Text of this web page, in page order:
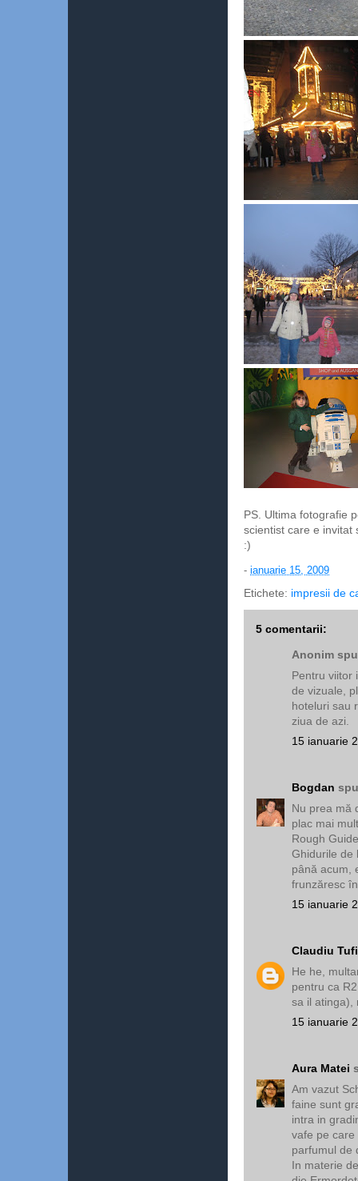
PS. Ultima fotografie
scientist care e invitat
:)
- ianuarie 15, 2009
Etichete: impresii de
5 comentarii:
Anonim
Pentru viitor
de vizuale,
hoteluri sau
ziua de azi.
15 ianuarie
Bogdan
Nu prea mă
plac mai
Rough
Ghidurile de
până acum,
frunzăresc
15 ianuarie
Claudiu
He he,
pentru ca
sa il atinga),
15 ianuarie
Aura Matei
Am vazut
faine sunt
intra in
vafe pe
parfumul de
In materie